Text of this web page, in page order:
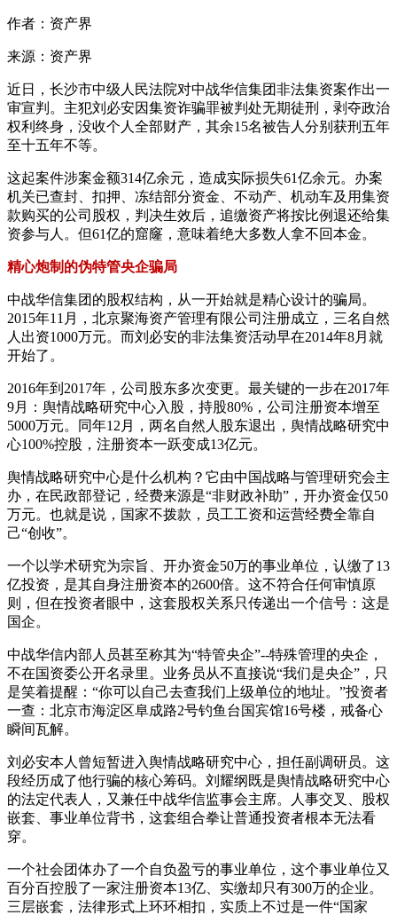
作者：资产界
来源：资产界
近日，长沙市中级人民法院对中战华信集团非法集资案作出一
审宣判。主犯刘必安因集资诈骗罪被判处无期徒刑，剥夺政治
权利终身，没收个人全部财产，其余15名被告人分别获刑五年
至十五年不等。
这起案件涉案金额314亿余元，造成实际损失61亿余元。办案
机关已查封、扣押、冻结部分资金、不动产、机动车及用集资
款购买的公司股权，判决生效后，追缴资产将按比例退还给集
资参与人。但61亿的窟窿，意味着绝大多数人拿不回本金。
精心炮制的伪特管央企骗局
中战华信集团的股权结构，从一开始就是精心设计的骗局。
2015年11月，北京聚海资产管理有限公司注册成立，三名自然
人出资1000万元。而刘必安的非法集资活动早在2014年8月就
开始了。
2016年到2017年，公司股东多次变更。最关键的一步在2017年
9月：舆情战略研究中心入股，持股80%，公司注册资本增至
5000万元。同年12月，两名自然人股东退出，舆情战略研究中
心100%控股，注册资本一跃变成13亿元。
舆情战略研究中心是什么机构？它由中国战略与管理研究会主
办，在民政部登记，经费来源是“非财政补助”，开办资金仅50
万元。也就是说，国家不拨款，员工工资和运营经费全靠自
己“创收”。
一个以学术研究为宗旨、开办资金50万的事业单位，认缴了13
亿投资，是其自身注册资本的2600倍。这不符合任何审慎原
则，但在投资者眼中，这套股权关系只传递出一个信号：这是
国企。
中战华信内部人员甚至称其为“特管央企”--特殊管理的央企，
不在国资委公开名录里。业务员从不直接说“我们是央企”，只
是笑着提醒：“你可以自己去查我们上级单位的地址。”投资者
一查：北京市海淀区阜成路2号钓鱼台国宾馆16号楼，戒备心
瞬间瓦解。
刘必安本人曾短暂进入舆情战略研究中心，担任副调研员。这
段经历成了他行骗的核心筹码。刘耀纲既是舆情战略研究中心
的法定代表人，又兼任中战华信监事会主席。人事交叉、股权
嵌套、事业单位背书，这套组合拳让普通投资者根本无法看
穿。
一个社会团体办了一个自负盈亏的事业单位，这个事业单位又
百分百控股了一家注册资本13亿、实缴却只有300万的企业。
三层嵌套，法律形式上环环相扣，实质上不过是一件“国家